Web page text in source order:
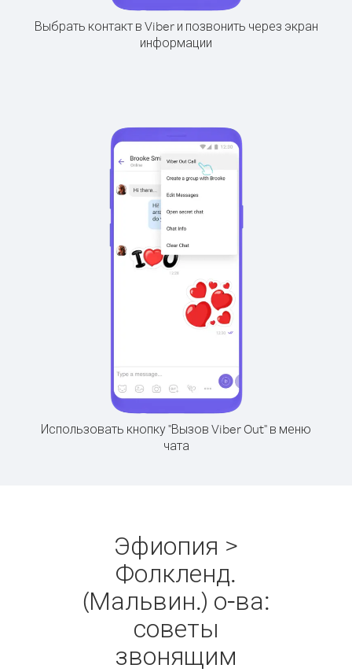
Выбрать контакт в Viber и позвонить через экран
информации
Использовать кнопку "Вызов Viber Out" в меню
чата
Эфиопия >
Фолкленд.
(Мальвин.) о-ва:
советы
звонящим